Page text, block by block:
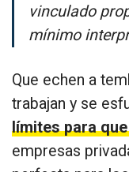
vinculado
mínimo
Que echen a
trabajan y se
límites para
empresas